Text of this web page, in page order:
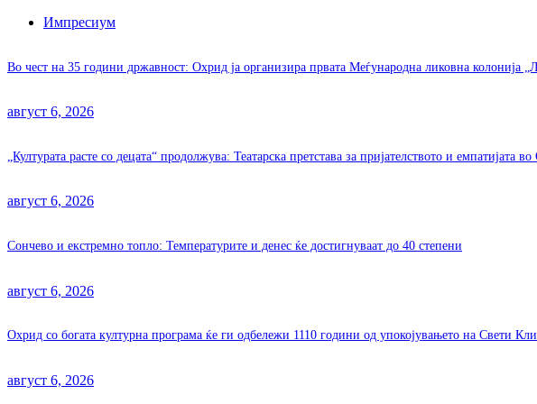
Импресиум
Во чест на 35 години државност: Охрид ја организира првата Меѓународна ликовна колонија
август 6, 2026
„Културата расте со децата“ продолжува: Театарска претстава за пријателството и емпатијата
август 6, 2026
Сончево и екстремно топло: Температурите и денес ќе достигнуваат до 40 степени
август 6, 2026
Охрид со богата културна програма ќе ги одбележи 1110 години од упокојувањето на Свети
август 6, 2026